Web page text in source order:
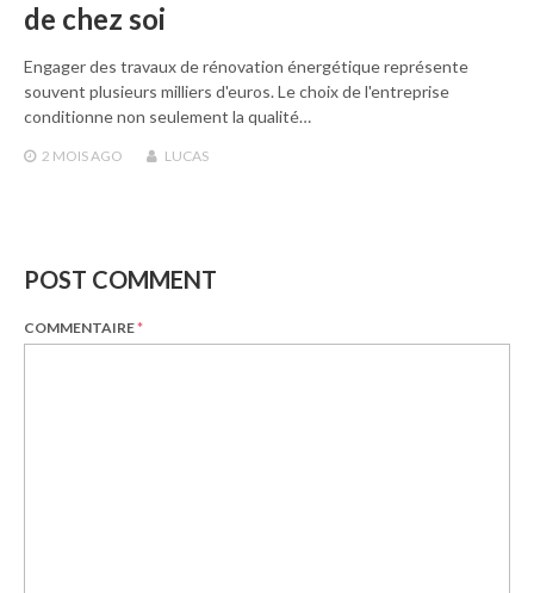
de chez soi
Engager des travaux de rénovation énergétique représente
souvent plusieurs milliers d'euros. Le choix de l'entreprise
conditionne non seulement la qualité…
2 MOISAGO LUCAS
POST COMMENT
COMMENTAIRE*